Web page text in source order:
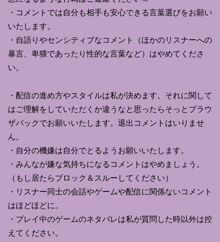
・コメントでは自分も相手も安心できる言葉選びをお願い
いたします。
・自語りやセンシティブなコメント（ほかのリスナーへの
暴言、卑猥であったり性的な言葉など）はやめてくださ
い。
・配信の進め方やスタイルは私が決めます。それに関して
はご理解をしていただくか違うなと思ったらそっとブラウ
ザバックでお願いいたします。退出コメントはいりませ
ん。
・自分の機嫌は自分でとるようお願いいたします。
・みんなが嫌な気持ちになるコメントはやめましょう。
（もし居たらブロック＆スルーしてください）
・リスナー同士の会話やゲームや配信に関係ないコメント
はほどほどに。
・プレイ中のゲームのネタバレは私が質問した時以外は控
えてください。